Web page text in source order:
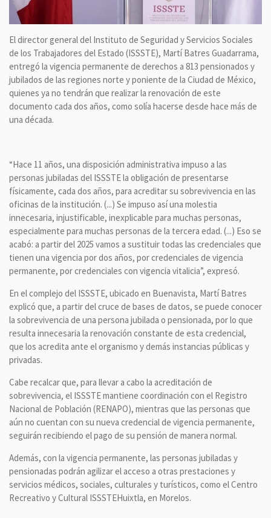
El director general del Instituto de Seguridad y Servicios Sociales
de los Trabajadores del Estado (ISSSTE), Martí Batres Guadarrama,
entregó la vigencia permanente de derechos a 813 pensionados y
jubilados de las regiones norte y poniente de la Ciudad de México,
quienes ya no tendrán que realizar la renovación de este
documento cada dos años, como solía hacerse desde hace más de
una década.
“Hace 11 años, una disposición administrativa impuso a las
personas jubiladas del ISSSTE la obligación de presentarse
físicamente, cada dos años, para acreditar su sobrevivencia en las
oficinas de la institución. (...) Se impuso así una molestia
innecesaria, injustificable, inexplicable para muchas personas,
especialmente para muchas personas de la tercera edad. (...) Eso se
acabó: a partir del 2025 vamos a sustituir todas las credenciales que
tienen una vigencia por dos años, por credenciales de vigencia
permanente, por credenciales con vigencia vitalicia”, expresó.
En el complejo del ISSSTE, ubicado en Buenavista, Martí Batres
explicó que, a partir del cruce de bases de datos, se puede conocer
la sobrevivencia de una persona jubilada o pensionada, por lo que
resulta innecesaria la renovación constante de esta credencial,
que los acredita ante el organismo y demás instancias públicas y
privadas.
Cabe recalcar que, para llevar a cabo la acreditación de
sobrevivencia, el ISSSTE mantiene coordinación con el Registro
Nacional de Población (RENAPO), mientras que las personas que
aún no cuentan con su nueva credencial de vigencia permanente,
seguirán recibiendo el pago de su pensión de manera normal.
Además, con la vigencia permanente, las personas jubiladas y
pensionadas podrán agilizar el acceso a otras prestaciones y
servicios médicos, sociales, culturales y turísticos, como el Centro
Recreativo y Cultural ISSSTEHuixtla, en Morelos.